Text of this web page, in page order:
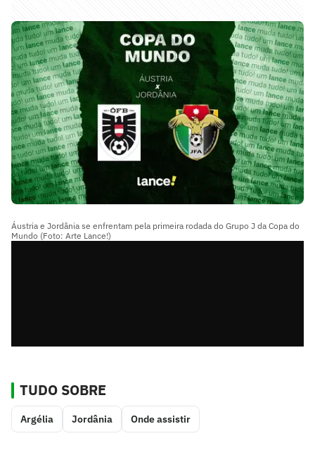
Áustria e Jordânia se enfrentam pela primeira rodada do Grupo J da Copa do
Mundo (Foto: Arte Lance!)
TUDO SOBRE
Argélia Jordânia Onde assistir